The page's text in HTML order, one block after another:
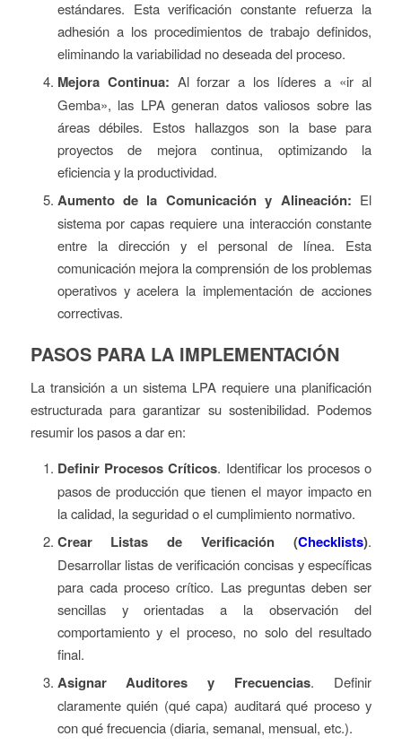
estándares. Esta verificación constante refuerza la
adhesión a los procedimientos de trabajo definidos,
eliminando la variabilidad no deseada del proceso.
Mejora Continua: Al forzar a los líderes a «ir al
Gemba», las LPA generan datos valiosos sobre las
áreas débiles. Estos hallazgos son la base para
proyectos de mejora continua, optimizando la
eficiencia y la productividad.
Aumento de la Comunicación y Alineación: El
sistema por capas requiere una interacción constante
entre la dirección y el personal de línea. Esta
comunicación mejora la comprensión de los problemas
operativos y acelera la implementación de acciones
correctivas.
PASOS PARA LA IMPLEMENTACIÓN
La transición a un sistema LPA requiere una planificación
estructurada para garantizar su sostenibilidad. Podemos
resumir los pasos a dar en:
Definir Procesos Críticos. Identificar los procesos o
pasos de producción que tienen el mayor impacto en
la calidad, la seguridad o el cumplimiento normativo.
Crear Listas de Verificación (Checklists).
Desarrollar listas de verificación concisas y específicas
para cada proceso crítico. Las preguntas deben ser
sencillas y orientadas a la observación del
comportamiento y el proceso, no solo del resultado
final.
Asignar Auditores y Frecuencias. Definir
claramente quién (qué capa) auditará qué proceso y
con qué frecuencia (diaria, semanal, mensual, etc.).